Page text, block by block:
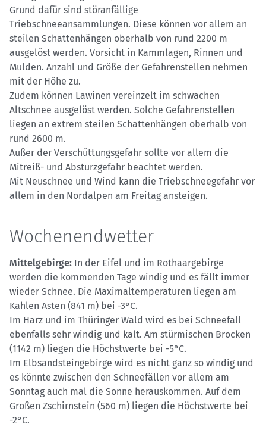
Grund dafür sind störanfällige
Triebschneeansammlungen. Diese können vor allem an
steilen Schattenhängen oberhalb von rund 2200 m
ausgelöst werden. Vorsicht in Kammlagen, Rinnen und
Mulden. Anzahl und Größe der Gefahrenstellen nehmen
mit der Höhe zu.
Zudem können Lawinen vereinzelt im schwachen
Altschnee ausgelöst werden. Solche Gefahrenstellen
liegen an extrem steilen Schattenhängen oberhalb von
rund 2600 m.
Außer der Verschüttungsgefahr sollte vor allem die
Mitreiß- und Absturzgefahr beachtet werden.
Mit Neuschnee und Wind kann die Triebschneegefahr vor
allem in den Nordalpen am Freitag ansteigen.
Wochenendwetter
Mittelgebirge: In der Eifel und im Rothaargebirge
werden die kommenden Tage windig und es fällt immer
wieder Schnee. Die Maximaltemperaturen liegen am
Kahlen Asten (841 m) bei -3°C.
Im Harz und im Thüringer Wald wird es bei Schneefall
ebenfalls sehr windig und kalt. Am stürmischen Brocken
(1142 m) liegen die Höchstwerte bei -5°C.
Im Elbsandsteingebirge wird es nicht ganz so windig und
es könnte zwischen den Schneefällen vor allem am
Sonntag auch mal die Sonne herauskommen. Auf dem
Großen Zschirnstein (560 m) liegen die Höchstwerte bei
-2°C.